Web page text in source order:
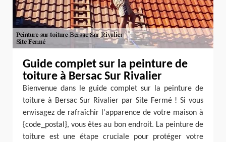
Guide complet sur la peinture de
toiture à Bersac Sur Rivalier
Bienvenue dans le guide complet sur la peinture de
toiture à Bersac Sur Rivalier par Site Fermé ! Si vous
envisagez de rafraîchir l'apparence de votre maison à
{code_postal}, vous êtes au bon endroit. La peinture de
toiture est une étape cruciale pour protéger votre